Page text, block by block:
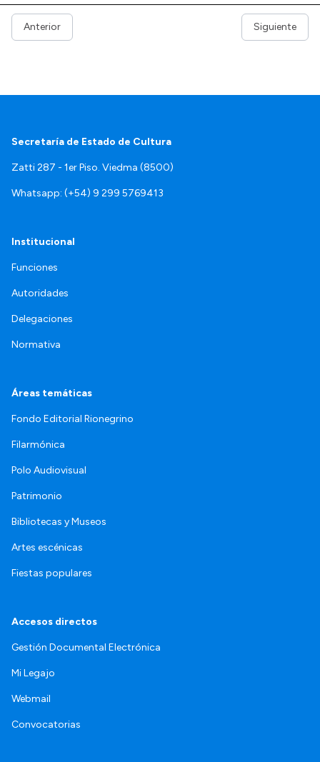
Anterior Siguiente
Secretaría de Estado de Cultura
Zatti 287 - 1er Piso. Viedma (8500)
Whatsapp: (+54) 9 299 5769413
Institucional
Funciones
Autoridades
Delegaciones
Normativa
Áreas temáticas
Fondo Editorial Rionegrino
Filarmónica
Polo Audiovisual
Patrimonio
Bibliotecas y Museos
Artes escénicas
Fiestas populares
Accesos directos
Gestión Documental Electrónica
Mi Legajo
Webmail
Convocatorias